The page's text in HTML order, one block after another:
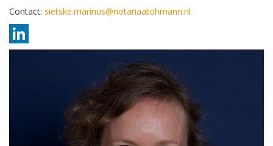
Contact: sietske.marinus@notariaatohmann.nl